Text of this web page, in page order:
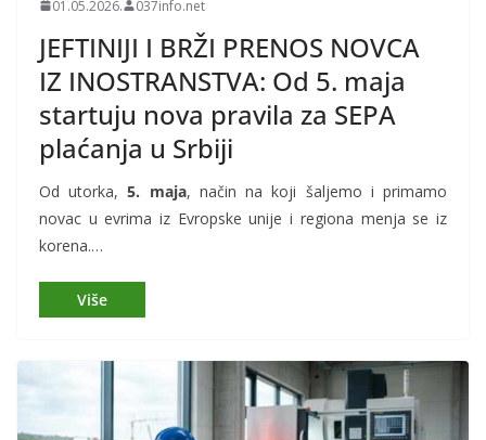
01.05.2026. 037info.net
JEFTINIJI I BRŽI PRENOS NOVCA
IZ INOSTRANSTVA: Od 5. maja
startuju nova pravila za SEPA
plaćanja u Srbiji
Od utorka,5. maja, način na koji šaljemo i primamo
novac u evrima iz Evropske unije i regiona menja se iz
korena.…